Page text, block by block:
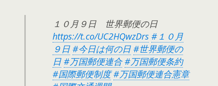
１０月９日 世界郵便の日
https://t.co/UC2HQwzDrs #１０月
９日 #今日は何の日 #世界郵便の
日 #万国郵便連合 #万国郵便条約
#国際郵便制度 #万国郵便連合憲章